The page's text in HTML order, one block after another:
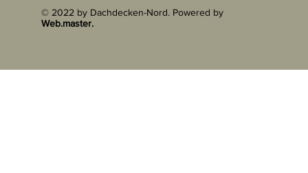
© 2022 by Dachdecken-Nord. Powered by
Web.master.